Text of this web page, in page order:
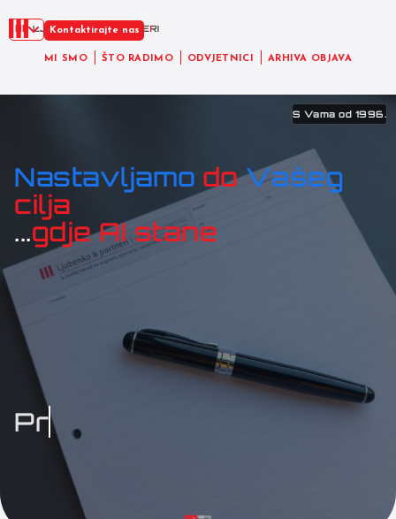
MI SMO ŠTO RADIMO ODVJETNICI ARHIVA OBJAVA
Kontaktirajte nas
S Vama od 1996.
Nastavljamo do Vašeg
cilja
...gdje AI stane
Pružamo